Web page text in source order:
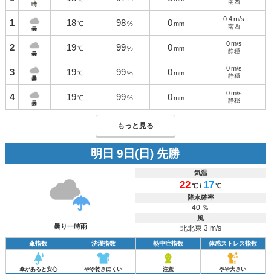
晴 南西
1
曇
18 ℃ 98 % 0 mm
0.4 m/s
南西
2
曇
19 ℃ 99 % 0 mm
0m/s
静穏
3
曇
19 ℃ 99 % 0 mm
0m/s
静穏
4
曇
19 ℃ 99 % 0 mm
0m/s
静穏
もっと見る
明日 9日(日) 先勝
曇り一時雨
気温
22℃ / 17℃
降水確率
40 ％
風
北北東 3 m/s
傘指数 洗濯指数 熱中症指数 体感ストレス指数
傘があると安心 やや乾きにくい 注意 やや大きい